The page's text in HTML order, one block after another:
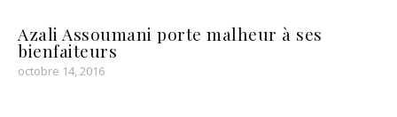
Azali Assoumani porte malheur à ses
bienfaiteurs
octobre 14, 2016